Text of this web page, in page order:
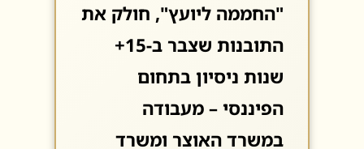
"החממה ליועץ", חולק את
התובנות שצבר ב-15+
שנות ניסיון בתחום
הפיננסי – מעבודה
במשרד האוצר ומשרד